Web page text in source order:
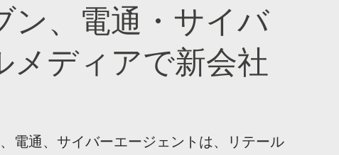
ン、電通・サイバ
メディアで新会社
電通、サイバーエージェントは、リテール